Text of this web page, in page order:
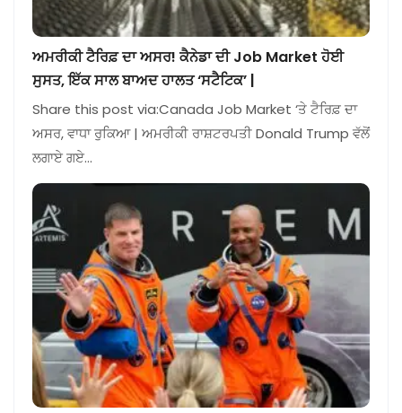
ਅਮਰੀਕੀ ਟੈਰਿਫ਼ ਦਾ ਅਸਰ! ਕੈਨੇਡਾ ਦੀ Job Market ਹੋਈ
ਸੁਸਤ, ਇੱਕ ਸਾਲ ਬਾਅਦ ਹਾਲਤ ‘ਸਟੈਟਿਕ’ |
Share this post via:Canada Job Market ‘ਤੇ ਟੈਰਿਫ਼ ਦਾ
ਅਸਰ, ਵਾਧਾ ਰੁਕਿਆ | ਅਮਰੀਕੀ ਰਾਸ਼ਟਰਪਤੀ Donald Trump ਵੱਲੋਂ
ਲਗਾਏ ਗਏ…